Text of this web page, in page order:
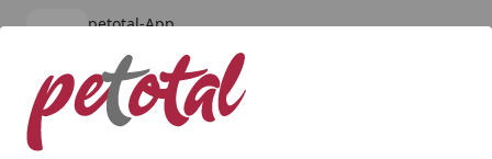
petotal-App
kostenlos - Im App Store
Alle Produkte
Mein Konto